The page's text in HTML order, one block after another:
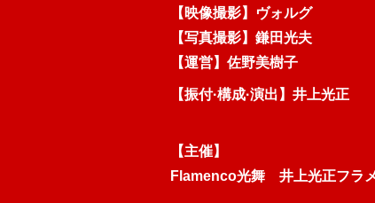
【映像撮影】ヴォルグ
【写真撮影】鎌田光夫
【運営】佐野美樹子
【振付·構成·演出】井上光正
【主催】
Flamenco光舞 井上光正フラ